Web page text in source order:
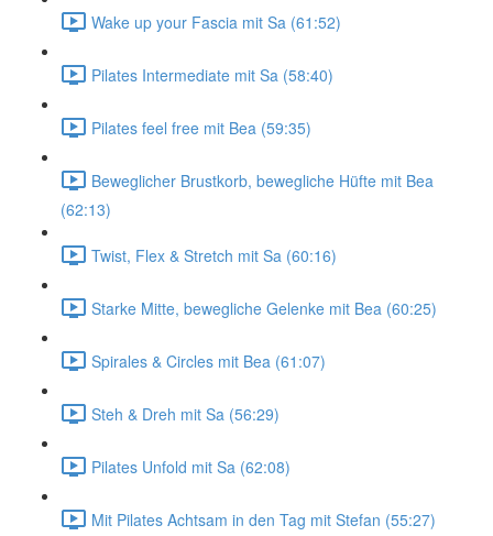
Wake up your Fascia mit Sa (61:52)
Pilates Intermediate mit Sa (58:40)
Pilates feel free mit Bea (59:35)
Beweglicher Brustkorb, bewegliche Hüfte mit Bea
(62:13)
Twist, Flex & Stretch mit Sa (60:16)
Starke Mitte, bewegliche Gelenke mit Bea (60:25)
Spirales & Circles mit Bea (61:07)
Steh & Dreh mit Sa (56:29)
Pilates Unfold mit Sa (62:08)
Mit Pilates Achtsam in den Tag mit Stefan (55:27)